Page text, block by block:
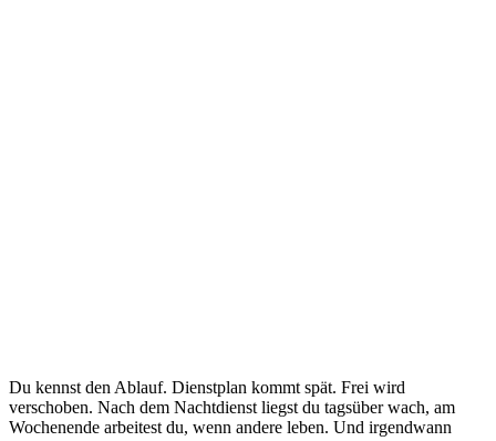
Du kennst den Ablauf. Dienstplan kommt spät. Frei wird
verschoben. Nach dem Nachtdienst liegst du tagsüber wach, am
Wochenende arbeitest du, wenn andere leben. Und irgendwann